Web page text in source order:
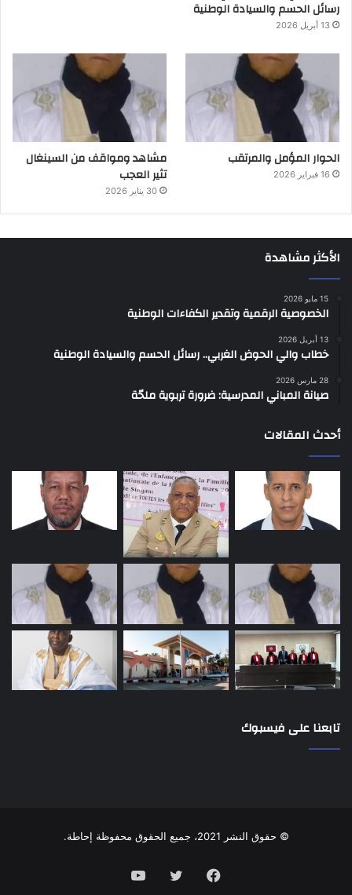
رسائل الحسم والسيادة الوطنية
13 أبريل 2026
الحوار المؤمل والمرتقب
16 فبراير 2026
مشاهد ومواقف من السينغال
تثير العجب
30 يناير 2026
الأكثر مشاهدة
15 مايو 2026
الخصوصية الرقمية وتقدير الكفاءات الوطنية
13 أبريل 2026
خطاب والي الحوض الغربي.. رسائل الحسم والسيادة الوطنية
28 مارس 2026
صيانة المباني المدرسية: ضرورة تربوية ملحّة
أحدث المقالات
تابعنا على فيسبوك
© حقوق النشر 2021، جميع الحقوق محفوظة إحاطة.
فيسبوك تويتر يوتيوب